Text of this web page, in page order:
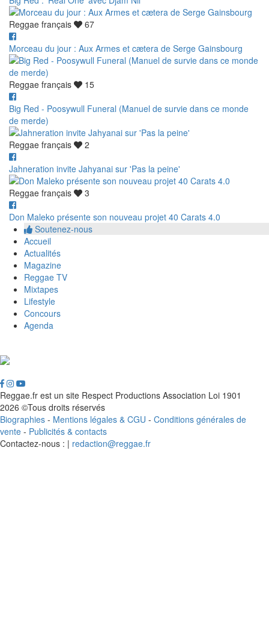
Reggae français
67
Morceau du jour : Aux Armes et cætera de Serge Gainsbourg
Reggae français
15
Big Red - Poosywull Funeral (Manuel de survie dans ce monde
de merde)
Reggae français
2
Jahneration invite Jahyanai sur 'Pas la peine'
Reggae français
3
Don Maleko présente son nouveau projet 40 Carats 4.0
Soutenez-nous
Accueil
Actualités
Magazine
Reggae TV
Mixtapes
Lifestyle
Concours
Agenda
Reggae.fr est un site Respect Productions Association Loi 1901
2026 ©Tous droits réservés
Biographies - Mentions légales & CGU - Conditions générales de
vente - Publicités & contacts
Contactez-nous : | redaction@reggae.fr